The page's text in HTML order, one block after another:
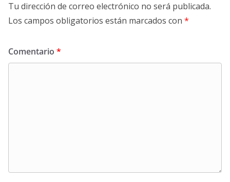
Tu dirección de correo electrónico no será publicada.
Los campos obligatorios están marcados con *
Comentario *